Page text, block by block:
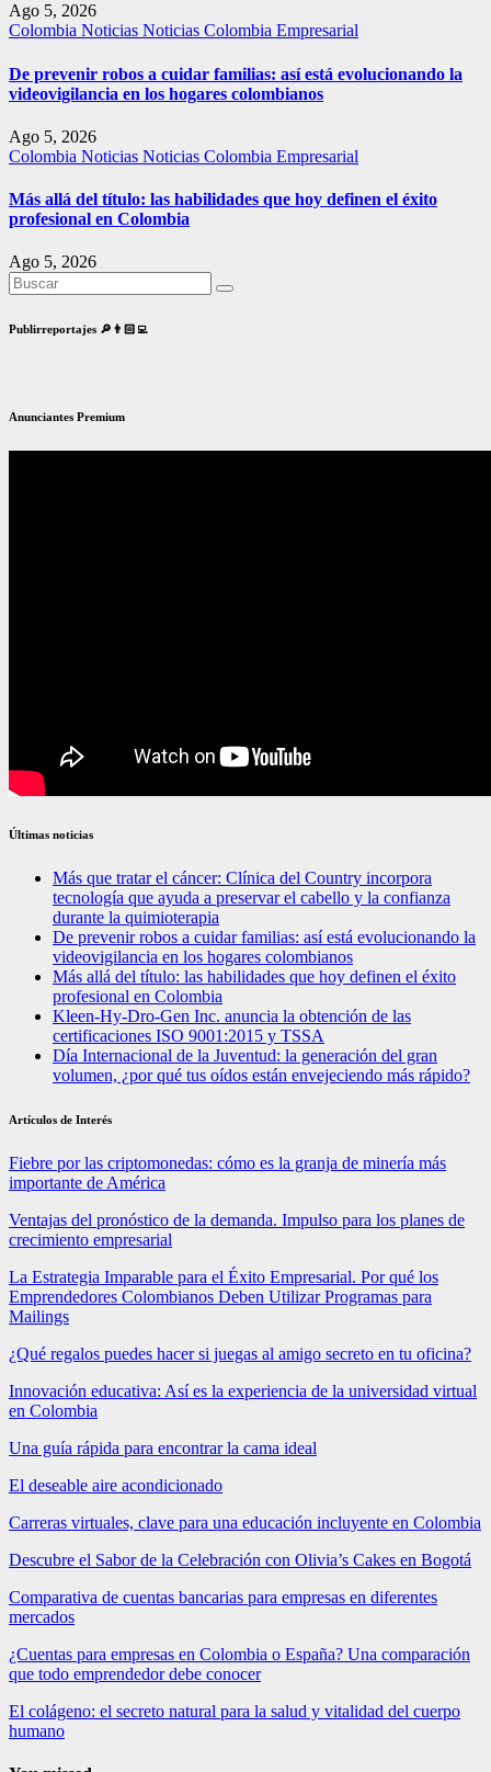
Ago 5, 2026
Colombia Noticias Noticias Colombia Empresarial
De prevenir robos a cuidar familias: así está evolucionando la
videovigilancia en los hogares colombianos
Ago 5, 2026
Colombia Noticias Noticias Colombia Empresarial
Más allá del título: las habilidades que hoy definen el éxito
profesional en Colombia
Ago 5, 2026
Publirreportajes 🔎👨🏻‍💻
Anunciantes Premium
Últimas noticias
Más que tratar el cáncer: Clínica del Country incorpora
tecnología que ayuda a preservar el cabello y la confianza
durante la quimioterapia
De prevenir robos a cuidar familias: así está evolucionando la
videovigilancia en los hogares colombianos
Más allá del título: las habilidades que hoy definen el éxito
profesional en Colombia
Kleen-Hy-Dro-Gen Inc. anuncia la obtención de las
certificaciones ISO 9001:2015 y TSSA
Día Internacional de la Juventud: la generación del gran
volumen, ¿por qué tus oídos están envejeciendo más rápido?
Artículos de Interés
Fiebre por las criptomonedas: cómo es la granja de minería más
importante de América
Ventajas del pronóstico de la demanda. Impulso para los planes de
crecimiento empresarial
La Estrategia Imparable para el Éxito Empresarial. Por qué los
Emprendedores Colombianos Deben Utilizar Programas para
Mailings
¿Qué regalos puedes hacer si juegas al amigo secreto en tu oficina?
Innovación educativa: Así es la experiencia de la universidad virtual
en Colombia
Una guía rápida para encontrar la cama ideal
El deseable aire acondicionado
Carreras virtuales, clave para una educación incluyente en Colombia
Descubre el Sabor de la Celebración con Olivia’s Cakes en Bogotá
Comparativa de cuentas bancarias para empresas en diferentes
mercados
¿Cuentas para empresas en Colombia o España? Una comparación
que todo emprendedor debe conocer
El colágeno: el secreto natural para la salud y vitalidad del cuerpo
humano